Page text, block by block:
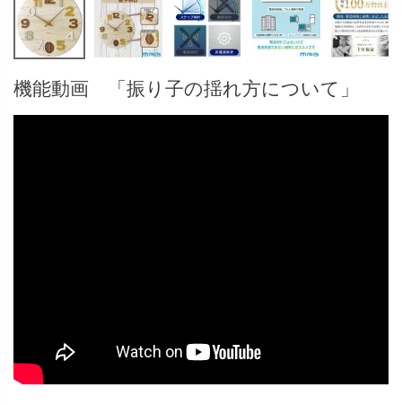
機能動画 「振り子の揺れ方について」